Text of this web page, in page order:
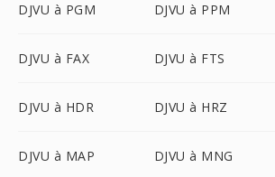
DJVU à PGM DJVU à PPM
DJVU à FAX DJVU à FTS
DJVU à HDR DJVU à HRZ
DJVU à MAP DJVU à MNG